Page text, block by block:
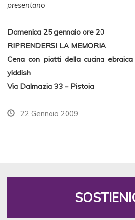
presentano
Domenica 25 gennaio ore 20
RIPRENDERSI LA MEMORIA
Cena con piatti della cucina
yiddish
Via Dalmazia 33 – Pistoia
22 Gennaio 2009